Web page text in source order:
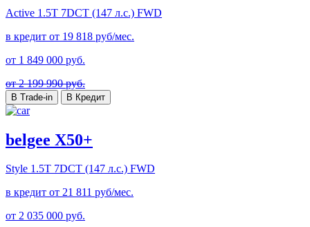
Active 1.5T 7DCT (147 л.с.) FWD
в кредит от 19 818 руб/мес.
от 1 849 000 руб.
от 2 199 990 руб.
В Trade-in В Кредит
belgee X50+
Style 1.5T 7DCT (147 л.с.) FWD
в кредит от 21 811 руб/мес.
от 2 035 000 руб.